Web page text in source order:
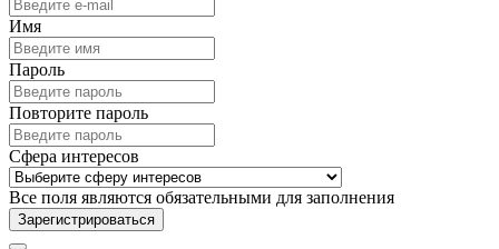
Имя
Пароль
Повторите пароль
Сфера интересов
Все поля являются обязательными для заполнения
Зарегистрироваться